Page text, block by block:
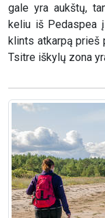
gale yra aukštų,
keliu iš Pedaspea
klints atkarpą prieš
Tsitre iškylų zona